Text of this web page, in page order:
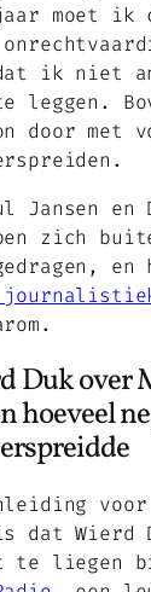
moet ik
ik niet
leggen.
door met
Jansen en
zich
en
Duk over
hoeveel
dat Wierd
te liegen